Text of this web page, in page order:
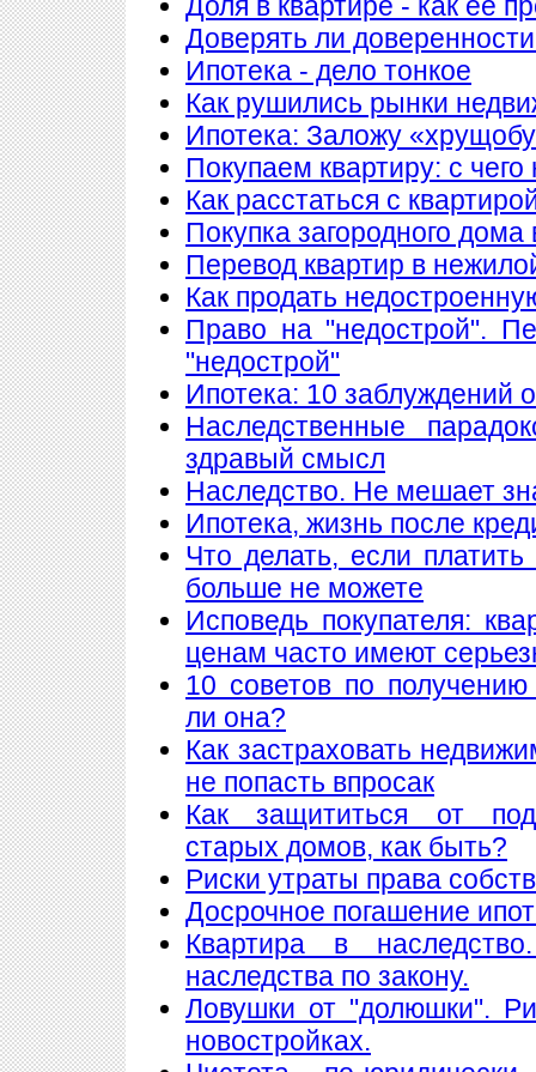
Доверять ли
Ипотека - дело тонкое
Как рушились рынки
Ипотека: Заложу
Покупаем квартиру: с чего
Как расстаться с
Покупка загородного дома
Перевод квартир в
Как продать
Право на "недострой".
"недострой"
Ипотека: 10 заблуждений
Наследственные
здравый смысл
Наследство. Не мешает
Ипотека, жизнь после
Что делать, если
больше не можете
Исповедь покупателя:
ценам часто имеют
10 советов по
ли она?
Как застраховать
не попасть впросак
Как защититься от
старых домов, как быть?
Риски утраты права
Досрочное погашение
Квартира в
наследства по закону.
Ловушки от "долюшки".
новостройках.